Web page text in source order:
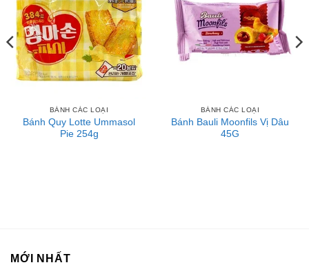
BÁNH CÁC LOẠI
Bánh Quy Lotte Ummasol
Pie 254g
BÁNH CÁC LOẠI
Bánh Bauli Moonfils Vị Dâu
45G
MỚI NHẤT